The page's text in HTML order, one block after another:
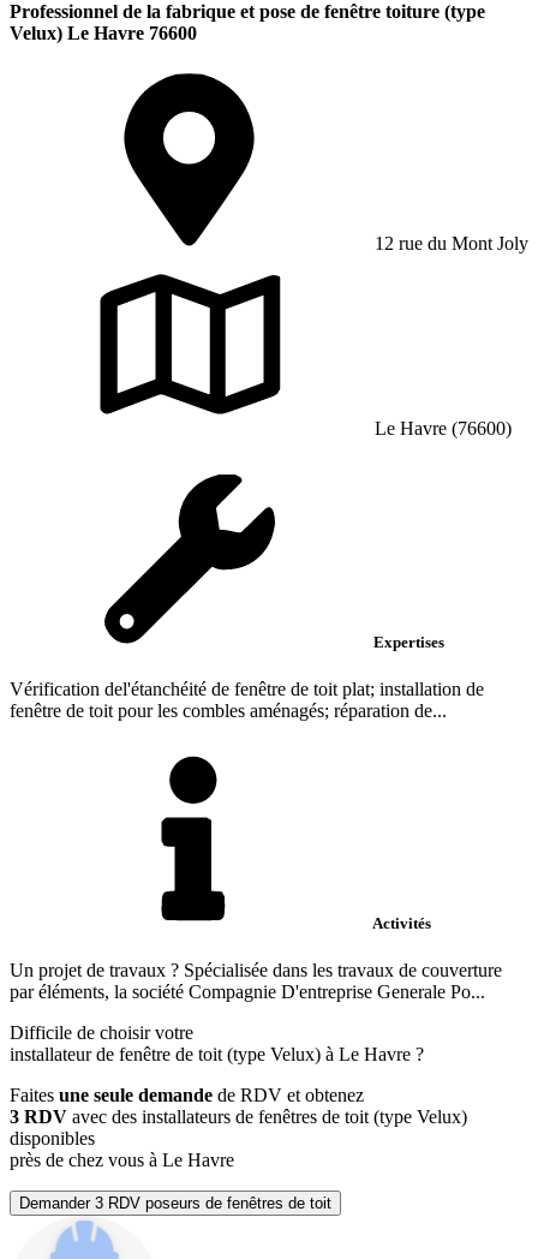
Professionnel de la fabrique et pose de fenêtre toiture (type
Velux) Le Havre 76600
12 rue du Mont Joly
Le Havre (76600)
Expertises
Vérification del'étanchéité de fenêtre de toit plat; installation de
fenêtre de toit pour les combles aménagés; réparation de...
Activités
Un projet de travaux ? Spécialisée dans les travaux de couverture
par éléments, la société Compagnie D'entreprise Generale Po...
Difficile de choisir votre
installateur de fenêtre de toit (type Velux) à Le Havre ?
Faites une seule demande de RDV et obtenez
3 RDV avec des installateurs de fenêtres de toit (type Velux)
disponibles
près de chez vous à Le Havre
Demander 3 RDV poseurs de fenêtres de toit